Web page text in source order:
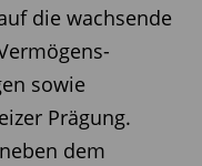
die wachsende
sowie
Prägung.
dem